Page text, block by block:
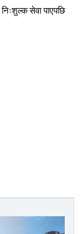
निःशुल्क सेवा पाएपछि